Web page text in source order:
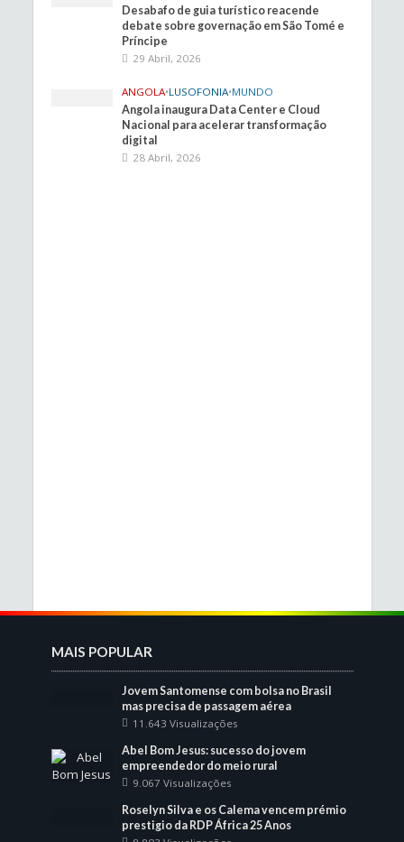
Desabafo de guia turístico reacende
debate sobre governação em São Tomé e
Príncipe
29 Abril, 2026
ANGOLA•LUSOFONIA•MUNDO
Angola inaugura Data Center e Cloud
Nacional para acelerar transformação
digital
28 Abril, 2026
MAIS POPULAR
Jovem Santomense com bolsa no Brasil
mas precisa de passagem aérea
11.643 Visualizações
Abel Bom Jesus: sucesso do jovem
empreendedor do meio rural
9.067 Visualizações
Roselyn Silva e os Calema vencem prémio
prestigio da RDP África 25 Anos